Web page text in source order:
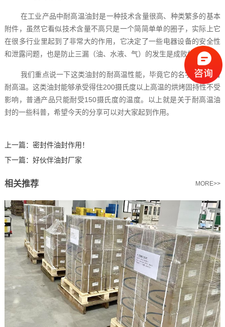
在工业产品中耐高温油封‍是一种技术含量很高、种类繁多的基本
附件，虽然它看似技术含量不高只是一个简简单单的圈子，实际上它
在很多行业里起到了非常大的作用，它决定了一些电器设备的安全性
和泄露问题，也是防止三漏（油、水液、气）的发生是成败的关键。
我们重点说一下这类油封的耐高温性能，毕竟它的名字中就带着
耐高温。这类油封能够承受得住200摄氏度以上高温的烘烤固持性不受
影响，普通产品只能耐受150摄氏度的温度。以上就是关于耐高温油
封‍的一些科普，希望今天的分享可以对大家起到作用。
上一篇： 密封件油封作用！
下一篇： 好伙伴油封厂家
相关推荐 MORE>>